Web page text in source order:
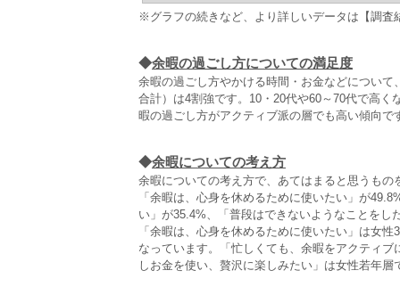
※グラフの続きなど、より詳しいデータは【調査
◆余暇の過ごし方についての満足度
余暇の過ごし方やかける時間・お金などについ
合計）は4割強です。10・20代や60～70代で高
暇の過ごし方がアクティブ派の層でも高い傾向で
◆余暇についての考え方
余暇についての考え方で、あてはまると思うも
「余暇は、心身を休めるために使いたい」が
い」が35.4%、「普段はできないようなことを
「余暇は、心身を休めるために使いたい」は女
なっています。「忙しくても、余暇をアクティ
しお金を使い、贅沢に楽しみたい」は女性若年層